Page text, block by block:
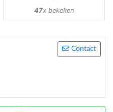
47x bekeken
Contact